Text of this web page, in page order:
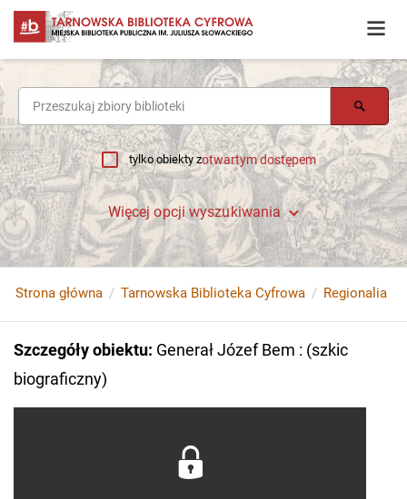
tylko obiekty zotwartym dostępem
Więcej opcji wyszukiwania
Strona główna Tarnowska Biblioteka Cyfrowa Regionalia
Szczegóły obiektu: Generał Józef Bem : (szkic
biograficzny)